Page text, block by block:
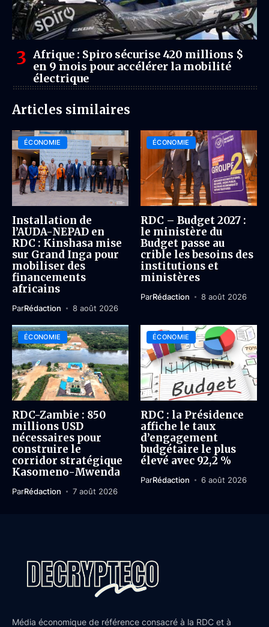
Afrique : Spiro sécurise 420 millions $
en 9 mois pour accélérer la mobilité
électrique
Articles similaires
ÉCONOMIE
Installation de
l’AUDA-NEPAD en
RDC : Kinshasa mise
sur Grand Inga pour
mobiliser des
financements
africains
ParRédaction 8 août 2026
ÉCONOMIE
RDC – Budget 2027 :
le ministère du
Budget passe au
crible les besoins des
institutions et
ministères
ParRédaction 8 août 2026
ÉCONOMIE
RDC-Zambie : 850
millions USD
nécessaires pour
construire le
corridor stratégique
Kasomeno-Mwenda
ParRédaction 7 août 2026
ÉCONOMIE
RDC : la Présidence
affiche le taux
d’engagement
budgétaire le plus
élevé avec 92,2 %
ParRédaction 6 août 2026
Média économique de référence consacré à la RDC et à